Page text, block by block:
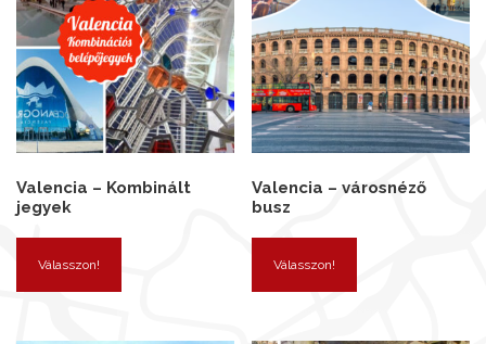
Valencia – Kombinált
jegyek
Válasszon!
Valencia – városnéző
busz
Válasszon!